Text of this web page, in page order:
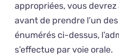
appropriées, vous
avant de prendre l’un
énumérés ci-dessus,
s’effectue par voie orale.